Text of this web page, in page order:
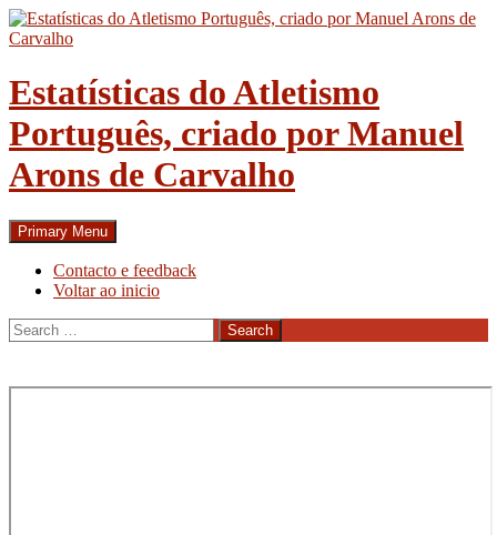
Skip
to
Estatísticas do Atletismo
Português, criado por Manuel
Arons de Carvalho
Search
Primary Menu
Contacto e feedback
Voltar ao inicio
Search
for: